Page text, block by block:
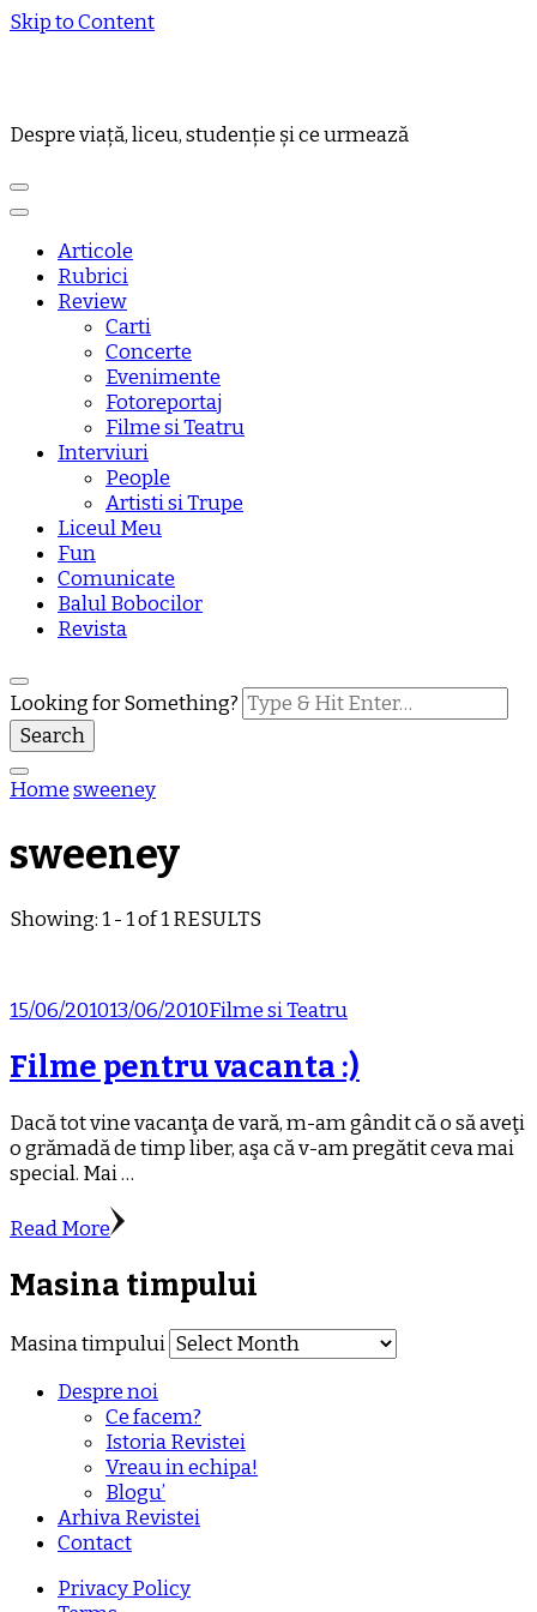
Skip to Content
Despre viață, liceu, studenție și ce urmează
Articole
Rubrici
Review
Carti
Concerte
Evenimente
Fotoreportaj
Filme si Teatru
Interviuri
People
Artisti si Trupe
Liceul Meu
Fun
Comunicate
Balul Bobocilor
Revista
Looking for Something?
Homesweeney
sweeney
Showing: 1 - 1 of 1 RESULTS
15/06/201013/06/2010Filme si Teatru
Filme pentru vacanta :)
Dacă tot vine vacanţa de vară, m-am gândit că o să aveţi
o grămadă de timp liber, aşa că v-am pregătit ceva mai
special. Mai …
Read More
Masina timpului
Masina timpului
Despre noi
Ce facem?
Istoria Revistei
Vreau in echipa!
Blogu’
Arhiva Revistei
Contact
Privacy Policy